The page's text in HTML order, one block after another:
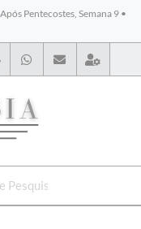
Pentecostes, Semana 9 •